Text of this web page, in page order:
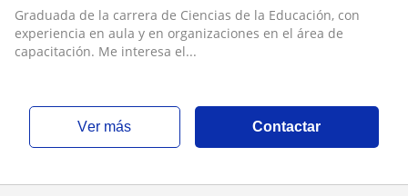
Graduada de la carrera de Ciencias de la Educación, con
experiencia en aula y en organizaciones en el área de
capacitación. Me interesa el...
ver más Contactar